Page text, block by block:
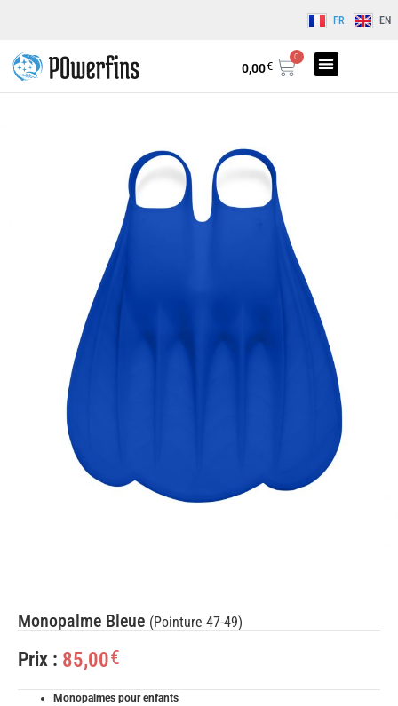
FR EN
0,00€
0
Monopalme Bleue (Pointure 47-49)
Prix : 85,00€
Monopalmes pour enfants